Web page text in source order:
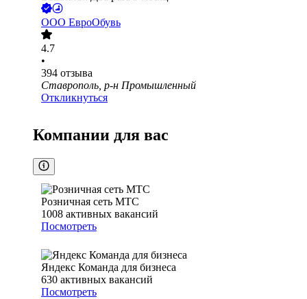
ООО ЕвроОбувь
4.7
•
394 отзыва
Ставрополь, р-н Промышленный
Откликнуться
Компании для вас
Розничная сеть МТС
1008 активных вакансий
Посмотреть
Яндекс Команда для бизнеса
630 активных вакансий
Посмотреть